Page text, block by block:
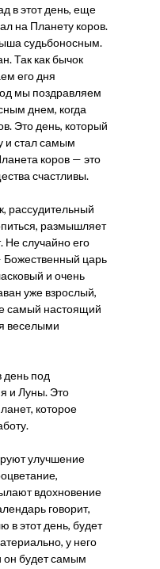
в этот день, еще
на Планету коров.
судьбоносным.
Так как бычок
его дня
мы поздравляем
днем, когда
Это день, который
и стал самым
коров — это
счастливы.
рассудительный
размышляет
Не случайно его
царь
и очень
уже взрослый,
самый настоящий
веселыми
день под
и Луны. Это
которое
улучшение
вдохновение
говорит,
в этот день, будет
у него
он будет самым